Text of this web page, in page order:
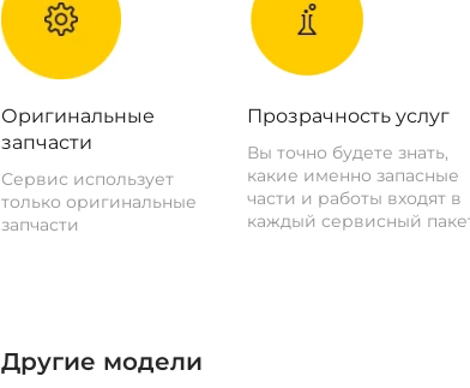
Оригинальные
запчасти
Сервис использует
только оригинальные
запчасти
Прозрачность услуг
Вы точно будете знать,
какие именно запасные
части и работы входят в
каждый сервисный
Другие модели